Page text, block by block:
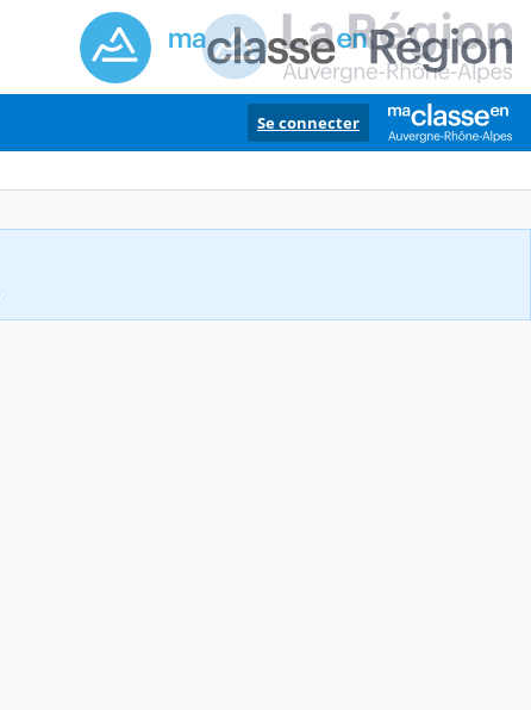
Se connecter